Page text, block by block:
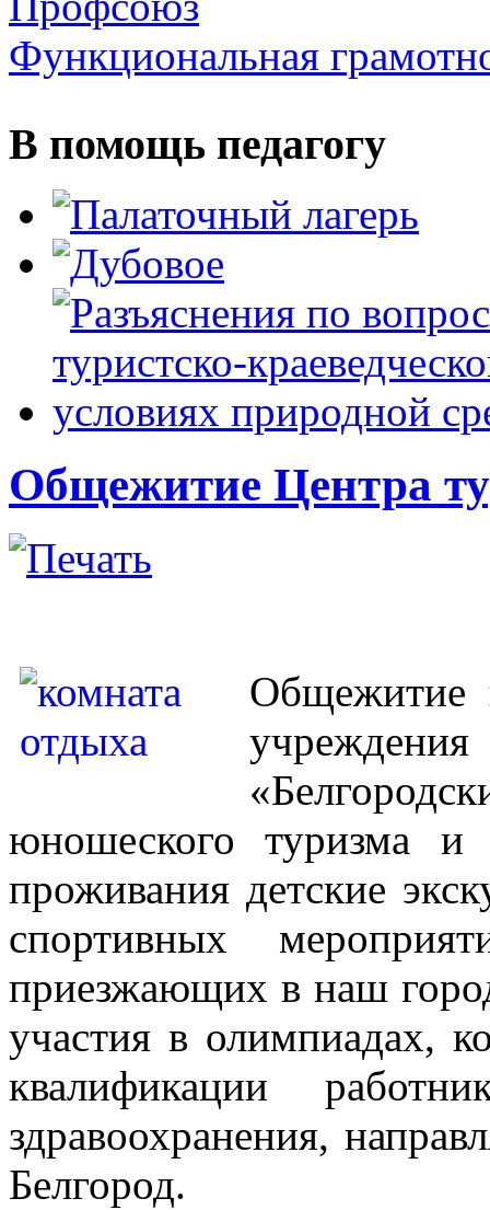
Функциональная
В помощь педагогу
Общежитие Центра
Общежитие
учреждения
юношеского туризма и
проживания детские
спортивных
приезжающих в наш
участия в олимпиадах,
квалификации
здравоохранения,
Белгород.